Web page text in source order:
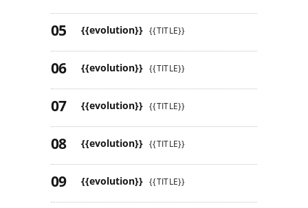
{{evolution}} {{TITLE}}
{{evolution}} {{TITLE}}
{{evolution}} {{TITLE}}
{{evolution}} {{TITLE}}
{{evolution}} {{TITLE}}